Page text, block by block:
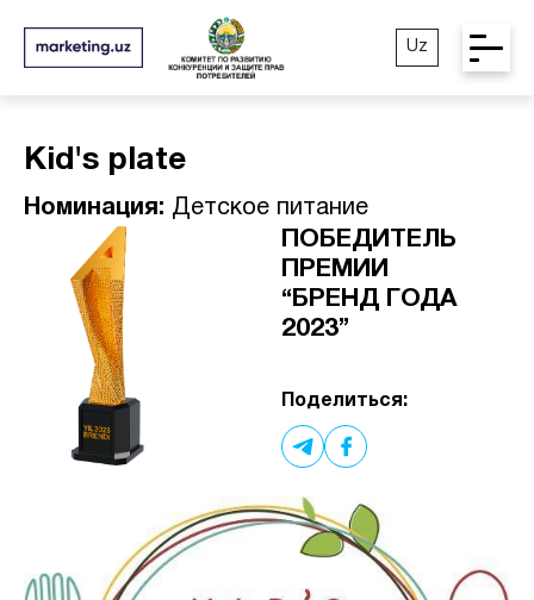
Uz
Kid's plate
Номинация: Детское питание
ПОБЕДИТЕЛЬ
ПРЕМИИ
“БРЕНД ГОДА
2023”
Поделиться: